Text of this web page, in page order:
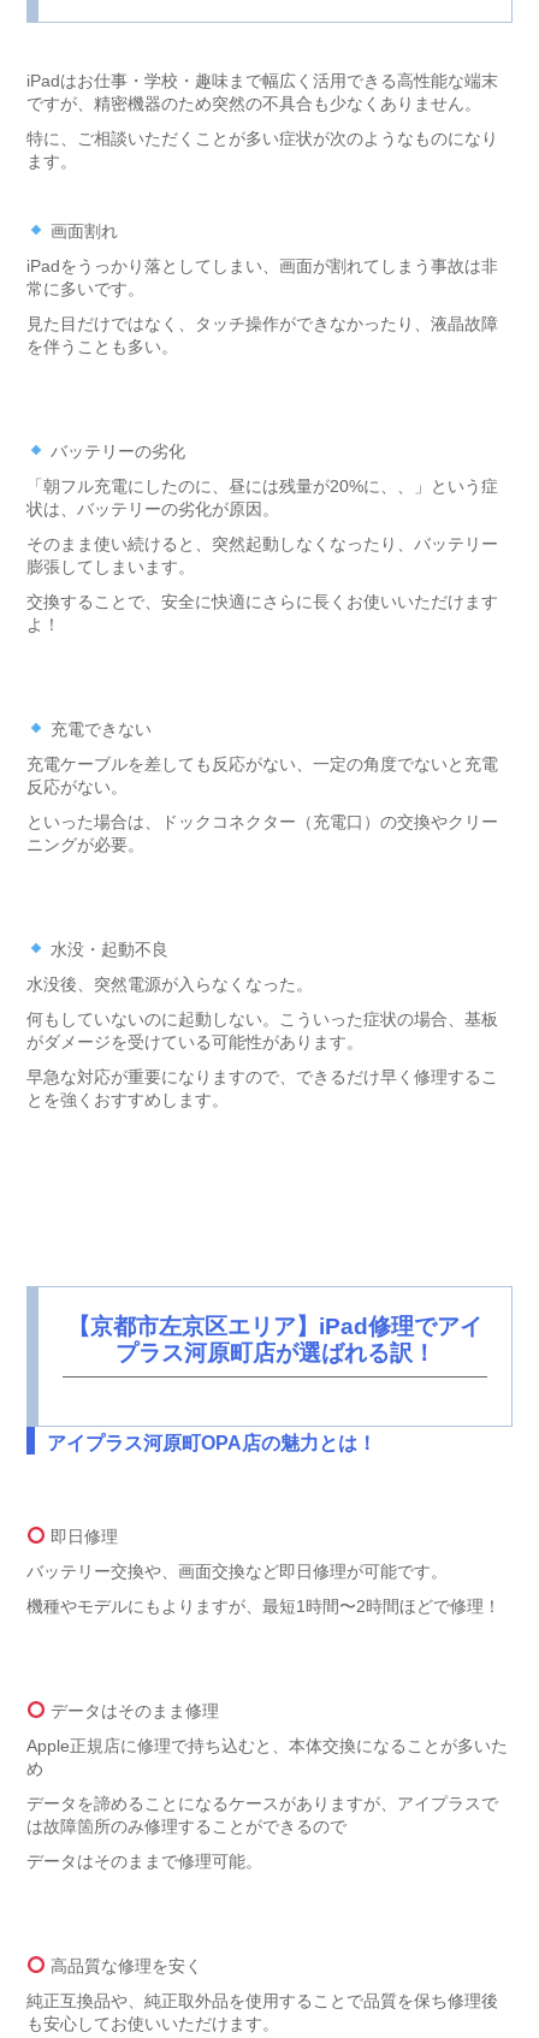
iPadはお仕事・学校・趣味まで幅広く活用できる高性能な端末
ですが、精密機器のため突然の不具合も少なくありません。
特に、ご相談いただくことが多い症状が次のようなものになり
ます。
画面割れ
iPadをうっかり落としてしまい、画面が割れてしまう事故は非
常に多いです。
見た目だけではなく、タッチ操作ができなかったり、液晶故障
を伴うことも多い。
バッテリーの劣化
「朝フル充電にしたのに、昼には残量が20%に、、」という症
状は、バッテリーの劣化が原因。
そのまま使い続けると、突然起動しなくなったり、バッテリー
膨張してしまいます。
交換することで、安全に快適にさらに長くお使いいただけます
よ！
充電できない
充電ケーブルを差しても反応がない、一定の角度でないと充電
反応がない。
といった場合は、ドックコネクター（充電口）の交換やクリー
ニングが必要。
水没・起動不良
水没後、突然電源が入らなくなった。
何もしていないのに起動しない。こういった症状の場合、基板
がダメージを受けている可能性があります。
早急な対応が重要になりますので、できるだけ早く修理するこ
とを強くおすすめします。
【京都市左京区エリア】iPad修理でアイ
プラス河原町店が選ばれる訳！
アイプラス河原町OPA店の魅力とは！
即日修理
バッテリー交換や、画面交換など即日修理が可能です。
機種やモデルにもよりますが、最短1時間〜2時間ほどで修理！
データはそのまま修理
Apple正規店に修理で持ち込むと、本体交換になることが多いた
め
データを諦めることになるケースがありますが、アイプラスで
は故障箇所のみ修理することができるので
データはそのままで修理可能。
高品質な修理を安く
純正互換品や、純正取外品を使用することで品質を保ち修理後
も安心してお使いいただけます。